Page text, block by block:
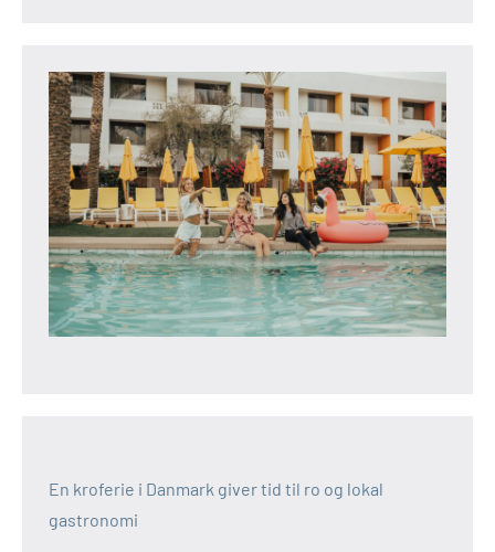
En kroferie i Danmark giver tid til ro og lokal
gastronomi